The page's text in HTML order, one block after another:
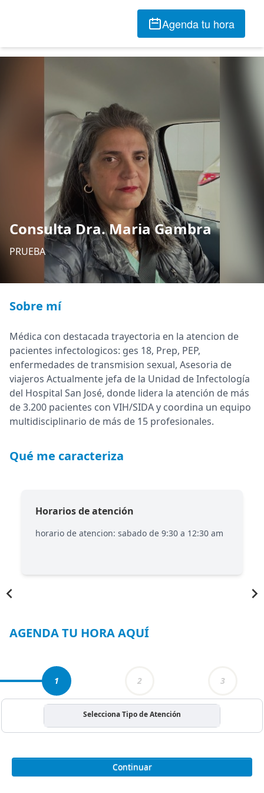
Agenda tu hora
Consulta Dra. Maria Gambra
PRUEBA
Sobre mí
Médica con destacada trayectoria en la atencion de
pacientes infectologicos: ges 18, Prep, PEP,
enfermedades de transmision sexual, Asesoria de
viajeros Actualmente jefa de la Unidad de Infectología
del Hospital San José, donde lidera la atención de más
de 3.200 pacientes con VIH/SIDA y coordina un equipo
multidisciplinario de más de 15 profesionales.
Qué me caracteriza
Horarios de atención
horario de atencion: sabado de 9:30 a 12:30 am
AGENDA TU HORA AQUÍ
1 2 3
Selecciona Tipo de Atención
Continuar